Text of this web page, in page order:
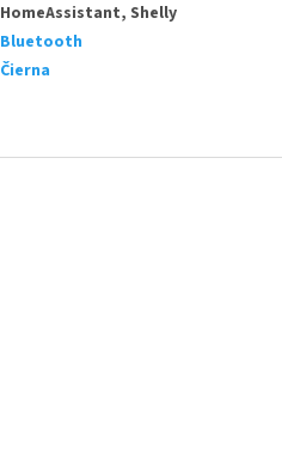
HomeAssistant, Shelly
Bluetooth
Čierna